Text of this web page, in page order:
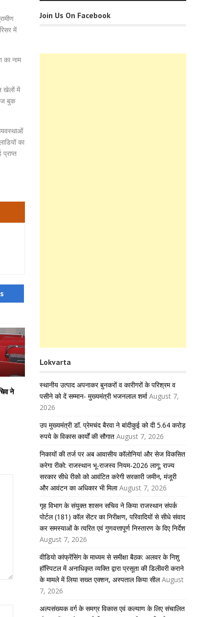
में
का नाम
खेलों में
बुक
का
ने
Join Us On Facebook
Lokvarta
स्थानीय उत्पाद अपनाकर बुनकरों व कारीगरों के परिश्रम व
पसीने को दें सम्मान- मुख्यमंत्री भजनलाल शर्मा August 7,
2026
उप मुख्यमंत्री डॉ. प्रेमचंद बैरवा ने बांदीकुई को दी 5.64 करोड़
रुपये के विकास कार्यों की सौगात August 7, 2026
निकायों की तर्ज पर अब आवासीय कॉलोनियां और सेज विकसित
करेगा रीको: राजस्थान भू-राजस्व नियम-2026 लागू; राज्य
सरकार सीधे रीको को आवंटित करेगी सरकारी जमीन, मंजूरी
और आवंटन का अधिकार भी मिला August 7, 2026
गृह विभाग के संयुक्त शासन सचिव ने किया राजस्थान संपर्क
पोर्टल (181) कॉल सेंटर का निरीक्षण, परिवादियों से सीधे संवाद
कर समस्याओं के त्वरित एवं गुणवत्तापूर्ण निस्तारण के दिए निर्देश
August 7, 2026
वीडियो कांफ्रेंसिंग के माध्यम से समीक्षा बैठक: अलवर के निशु
हॉस्पिटल में अनाधिकृत व्यक्ति द्वारा प्रसूता की डिलीवरी कराने
के मामले में लिया सख्त एक्शन, अस्पताल किया सील August
7, 2026
अल्पसंख्यक वर्ग के समग्र विकास एवं कल्याण के लिए संचालित